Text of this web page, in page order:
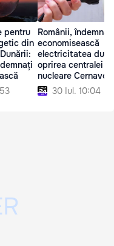
pentru
din
Românii,
economisească
electricitatea după
oprirea centralei
nucleare
30 Iul. 10:04